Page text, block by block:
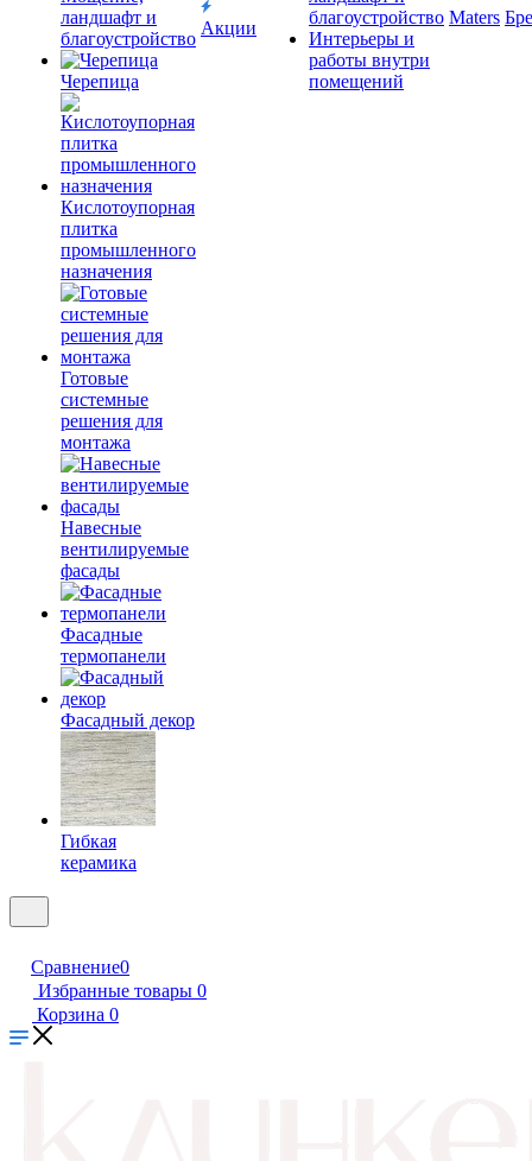
ландшафт и
благоустройство
Черепица
Кислотоупорная
плитка
промышленного
назначения
Готовые
системные
решения для
монтажа
Навесные
вентилируемые
фасады
Фасадные
термопанели
Фасадный декор
Гибкая
керамика
Акции
благоустройство
Интерьеры и
работы внутри
помещений
Maters
Сравнение0
Избранные товары 0
Корзина 0